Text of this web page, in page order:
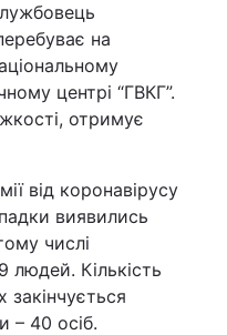
на
центрі “ГВКГ”.
отримує
від коронавірусу
виявились
числі
людей. Кількість
закінчується
– 40 осіб.